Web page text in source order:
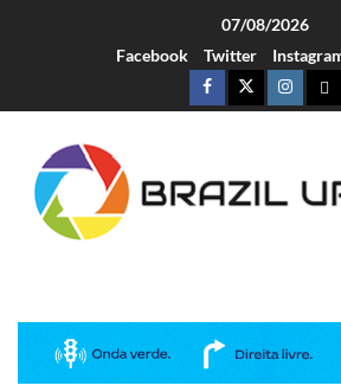
07/08/2026
Facebook
Twitter